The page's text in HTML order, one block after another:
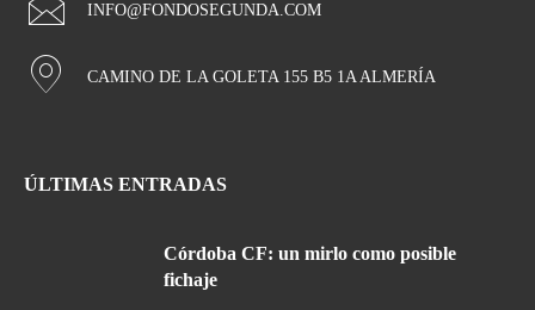
INFO@FONDOSEGUNDA.COM
CAMINO DE LA GOLETA 155 B5 1A ALMERÍA
ÚLTIMAS ENTRADAS
Córdoba CF: un mirlo como posible
fichaje